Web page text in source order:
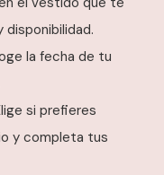
la fecha de tu
si prefieres
y completa tus